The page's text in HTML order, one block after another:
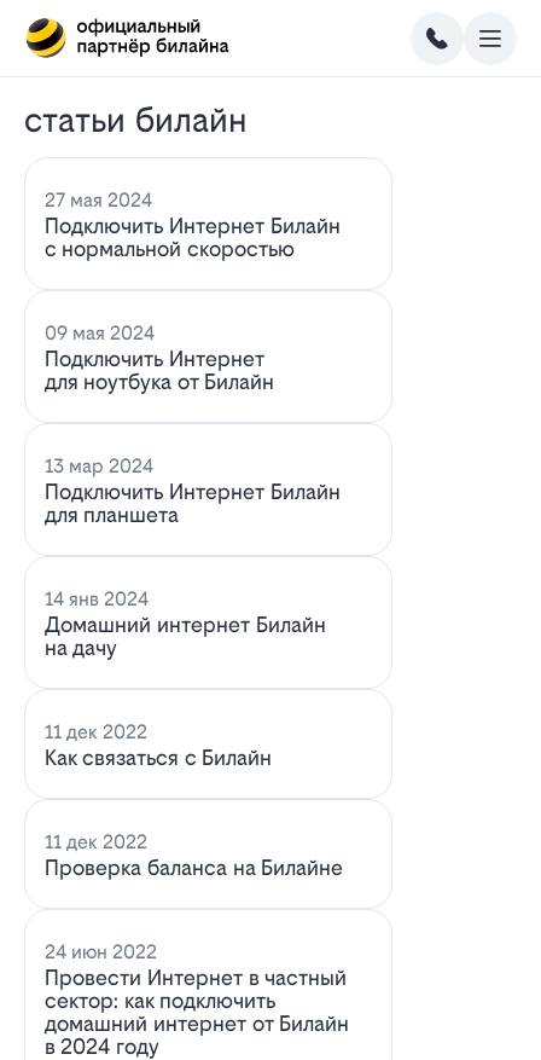
статьи билайн
27 мая 2024
Подключить Интернет Билайн
с нормальной скоростью
09 мая 2024
Подключить Интернет
для ноутбука от Билайн
13 мар 2024
Подключить Интернет Билайн
для планшета
14 янв 2024
Домашний интернет Билайн
на дачу
11 дек 2022
Как связаться с Билайн
11 дек 2022
Проверка баланса на Билайне
24 июн 2022
Провести Интернет в частный
сектор: как подключить
домашний интернет от Билайн
в 2024 году